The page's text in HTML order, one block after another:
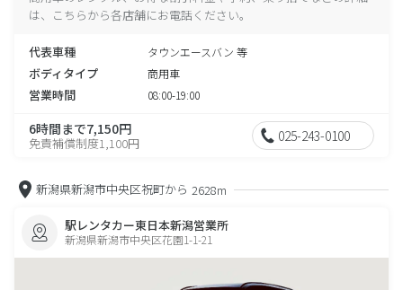
は、こちらから各店舗にお電話ください。
代表車種 タウンエースバン 等
ボディタイプ 商用車
営業時間 08:00-19:00
6時間まで7,150円
免責補償制度1,100円 025-243-0100
新潟県新潟市中央区祝町から 2628m
駅レンタカー東日本新潟営業所
新潟県新潟市中央区花園1-1-21